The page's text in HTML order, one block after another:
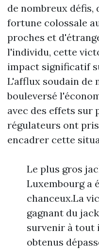
de nombreux défis,
fortune colossale
proches et
l'individu, cette
impact significatif
L'afflux soudain de
bouleversé
avec des effets sur
régulateurs ont
encadrer cette
Le plus gros
Luxembourg a
chanceux.La
gagnant du
survenir à tout
obtenus